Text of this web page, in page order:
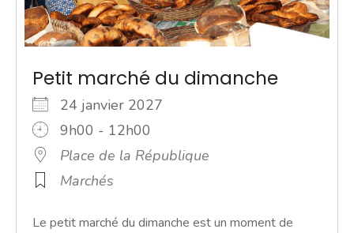
Petit marché du dimanche
24 janvier 2027
9h00 - 12h00
Place de la République
Marchés
Le petit marché du dimanche est un moment de